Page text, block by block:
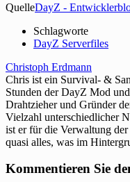
QuelleDayZ -
Schlagworte
DayZ Serverfiles
Christoph Erdmann
Chris ist ein Survival- &
Stunden der DayZ Mod
Drahtzieher und Gründer
Vielzahl unterschiedlicher
ist er für die Verwaltung
quasi alles, was im
Kommentieren Sie